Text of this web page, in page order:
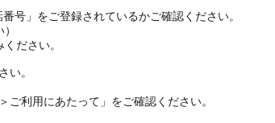
号」をご登録されているかご確認ください。
ください。
い。
利用にあたって」をご確認ください。